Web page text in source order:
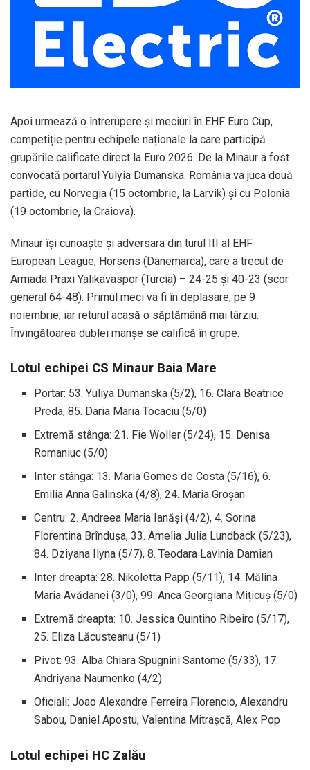
Apoi urmează o întrerupere și meciuri în EHF Euro Cup,
competiție pentru echipele naționale la care participă
grupările calificate direct la Euro 2026. De la Minaur a fost
convocată portarul Yulyia Dumanska. România va juca două
partide, cu Norvegia (15 octombrie, la Larvik) și cu Polonia
(19 octombrie, la Craiova).
Minaur își cunoaște și adversara din turul III al EHF
European League, Horsens (Danemarca), care a trecut de
Armada Praxi Yalikavaspor (Turcia) – 24-25 și 40-23 (scor
general 64-48). Primul meci va fi în deplasare, pe 9
noiembrie, iar returul acasă o săptămână mai târziu.
Învingătoarea dublei manșe se califică în grupe.
Lotul echipei CS Minaur Baia Mare
Portar: 53. Yuliya Dumanska (5/2), 16. Clara Beatrice
Preda, 85. Daria Maria Tocaciu (5/0)
Extremă stânga: 21. Fie Woller (5/24), 15. Denisa
Romaniuc (5/0)
Inter stânga: 13. Maria Gomes de Costa (5/16), 6.
Emilia Anna Galinska (4/8), 24. Maria Groșan
Centru: 2. Andreea Maria Ianăși (4/2), 4. Sorina
Florentina Brîndușa, 33. Amelia Julia Lundback (5/23),
84. Dziyana Ilyna (5/7), 8. Teodara Lavinia Damian
Inter dreapta: 28. Nikoletta Papp (5/11), 14. Mălina
Maria Avădanei (3/0), 99. Anca Georgiana Mițicuș (5/0)
Extremă dreapta: 10. Jessica Quintino Ribeiro (5/17),
25. Eliza Lăcusteanu (5/1)
Pivot: 93. Alba Chiara Spugnini Santome (5/33), 17.
Andriyana Naumenko (4/2)
Oficiali: Joao Alexandre Ferreira Florencio, Alexandru
Sabou, Daniel Apostu, Valentina Mitrașcă, Alex Pop
Lotul echipei HC Zalău